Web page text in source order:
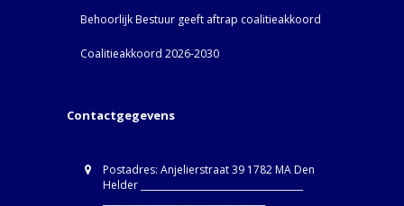
Behoorlijk Bestuur geeft aftrap coalitieakkoord
Coalitieakkoord 2026-2030
Contactgegevens
Postadres: Anjelierstraat 39 1782 MA Den
Helder ____________________________________